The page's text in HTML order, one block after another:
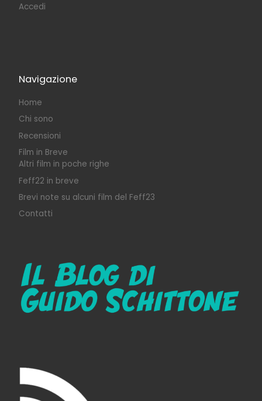
Accedi
Navigazione
Home
Chi sono
Recensioni
Film in Breve
Altri film in poche righe
Feff22 in breve
Brevi note su alcuni film del Feff23
Contatti